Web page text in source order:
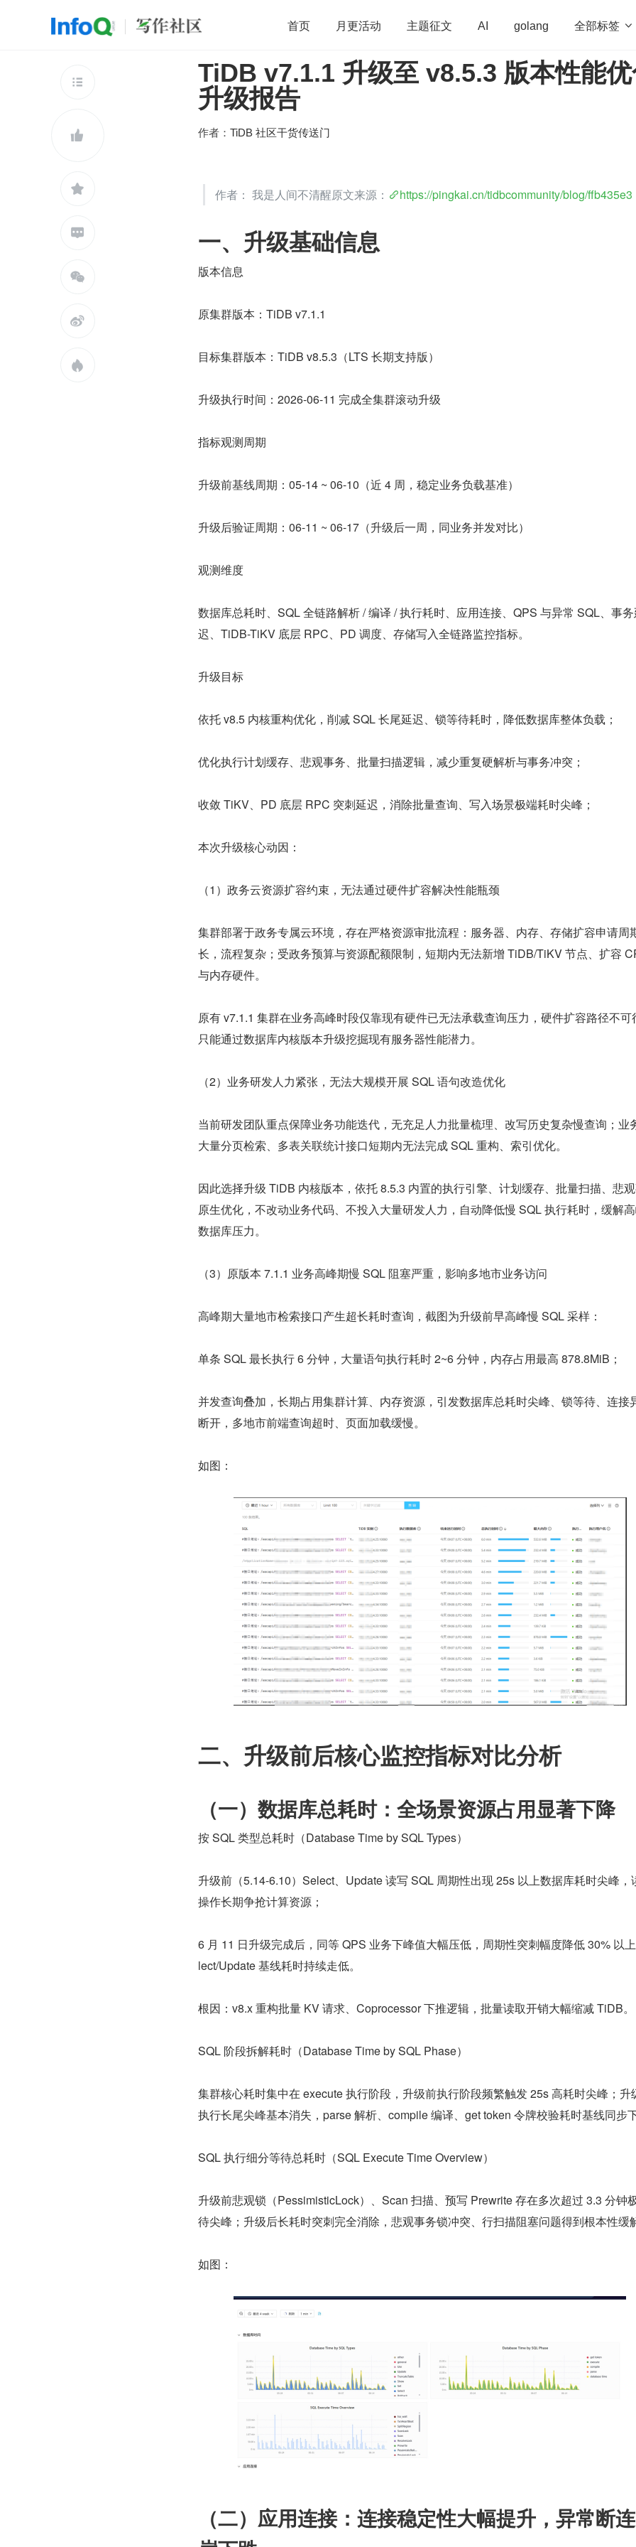
首页 月更活动 主题征文 AI golang 全部标签 
开源 架构 OpenHarmony 算法 学习方法 Web3.0 高
团队管理
查看更多







TiDB v7.1.1 升级至 v8.5.3 版本性能
升级报告
作者： TiDB 社区干货传送门
作者： 我是人间不清醒原文来源： https://pingkai.cn/tidbcommunity/blog/ffb435e3
一、升级基础信息
版本信息
原集群版本：TiDB v7.1.1
目标集群版本：TiDB v8.5.3（LTS 长期支持版）
升级执行时间：2026-06-11 完成全集群滚动升级
指标观测周期
升级前基线周期：05-14 ~ 06-10（近 4 周，稳定业务负载基准）
升级后验证周期：06-11 ~ 06-17（升级后一周，同业务并发对比）
观测维度
数据库总耗时、SQL 全链路解析 / 编译 / 执行耗时、应用连接、QPS 与异常 SQL、事
迟、TiDB-TiKV 底层 RPC、PD 调度、存储写入全链路监控指标。
升级目标
依托 v8.5 内核重构优化，削减 SQL 长尾延迟、锁等待耗时，降低数据库整体负载；
优化执行计划缓存、悲观事务、批量扫描逻辑，减少重复硬解析与事务冲突；
收敛 TiKV、PD 底层 RPC 突刺延迟，消除批量查询、写入场景极端耗时尖峰；
本次升级核心动因：
（1）政务云资源扩容约束，无法通过硬件扩容解决性能瓶颈
集群部署于政务专属云环境，存在严格资源审批流程：服务器、内存、存储扩容申请周
长，流程复杂；受政务预算与资源配额限制，短期内无法新增 TiDB/TiKV 节点、扩容
与内存硬件。
原有 v7.1.1 集群在业务高峰时段仅靠现有硬件已无法承载查询压力，硬件扩容路径不可
只能通过数据库内核版本升级挖掘现有服务器性能潜力。
（2）业务研发人力紧张，无法大规模开展 SQL 语句改造优化
当前研发团队重点保障业务功能迭代，无充足人力批量梳理、改写历史复杂慢查询；业
大量分页检索、多表关联统计接口短期内无法完成 SQL 重构、索引优化。
因此选择升级 TiDB 内核版本，依托 8.5.3 内置的执行引擎、计划缓存、批量扫描、悲
原生优化，不改动业务代码、不投入大量研发人力，自动降低慢 SQL 执行耗时，缓解
数据库压力。
（3）原版本 7.1.1 业务高峰期慢 SQL 阻塞严重，影响多地市业务访问
高峰期大量地市检索接口产生超长耗时查询，截图为升级前早高峰慢 SQL 采样：
单条 SQL 最长执行 6 分钟，大量语句执行耗时 2~6 分钟，内存占用最高 878.8MiB；
并发查询叠加，长期占用集群计算、内存资源，引发数据库总耗时尖峰、锁等待、连接
断开，多地市前端查询超时、页面加载缓慢。
如图：
二、升级前后核心监控指标对比分析
（一）数据库总耗时：全场景资源占用显著下降
按 SQL 类型总耗时（Database Time by SQL Types）
升级前（5.14-6.10）Select、Update 读写 SQL 周期性出现 25s 以上数据库耗时尖峰，
操作长期争抢计算资源；
6 月 11 日升级完成后，同等 QPS 业务下峰值大幅压低，周期性突刺幅度降低 30% 以
lect/Update 基线耗时持续走低。
根因：v8.x 重构批量 KV 请求、Coprocessor 下推逻辑，批量读取开销大幅缩减 TiDB。
SQL 阶段拆解耗时（Database Time by SQL Phase）
集群核心耗时集中在 execute 执行阶段，升级前执行阶段频繁触发 25s 高耗时尖峰；升
执行长尾尖峰基本消失，parse 解析、compile 编译、get token 令牌校验耗时基线同步
SQL 执行细分等待总耗时（SQL Execute Time Overview）
升级前悲观锁（PessimisticLock）、Scan 扫描、预写 Prewrite 存在多次超过 3.3 分钟
待尖峰；升级后长耗时突刺完全消除，悲观事务锁冲突、行扫描阻塞问题得到根本性缓
如图：
（二）应用连接：连接稳定性大幅提升，异常断